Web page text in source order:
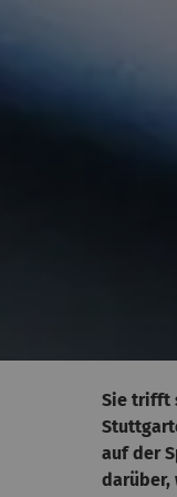
Sie trifft
auf der
darüber,